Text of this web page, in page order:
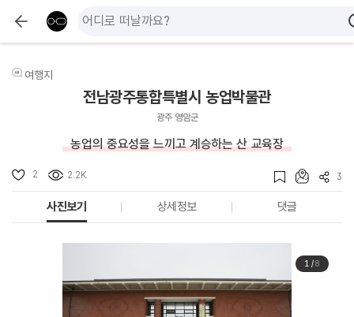
여행지
전남광주통합특별시 농업박물관
광주 영암군
농업의 중요성을 느끼고 계승하는 산 교육장
2 2.2K 3
사진보기 상세정보 댓글
1/8